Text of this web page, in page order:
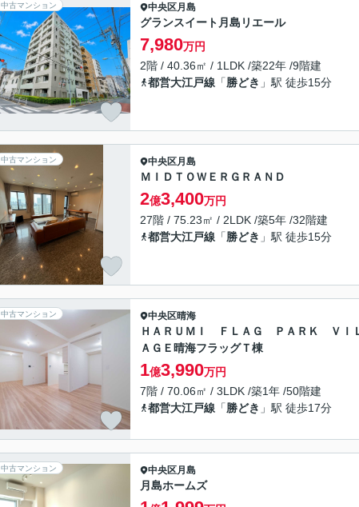
中古マンション 中央区月島
グランスイート月島リエール
7,980万円
2階 / 40.36㎡ / 1LDK /築22年 /9階建
都営大江戸線 「勝どき 」駅 徒歩15分
中古マンション 中央区月島
ＭＩＤＴＯＷＥＲＧＲＡＮＤ
2億3,400万円
27階 / 75.23㎡ / 2LDK /築5年 /32階建
都営大江戸線 「勝どき 」駅 徒歩15分
中古マンション 中央区晴海
ＨＡＲＵＭＩ ＦＬＡＧ ＰＡＲＫ ＶＩ
ＡＧＥ晴海フラッグＴ棟
1億3,990万円
7階 / 70.06㎡ / 3LDK /築1年 /50階建
都営大江戸線 「勝どき 」駅 徒歩17分
中古マンション 中央区月島
月島ホームズ